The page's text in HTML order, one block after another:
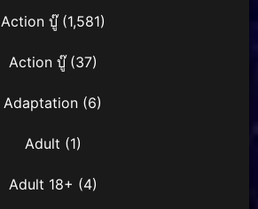
Action บู๊(1,581)
Action บู๊(37)
Adaptation (6)
Adult (1)
Adult 18+ (4)